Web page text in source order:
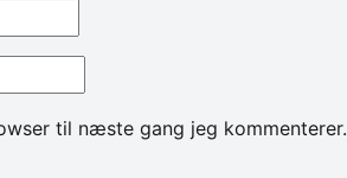
til næste gang jeg kommenterer.